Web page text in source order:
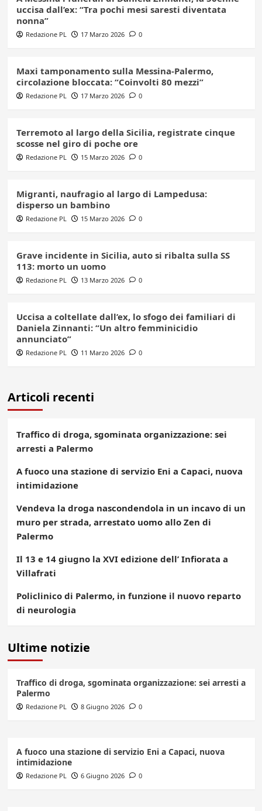
uccisa dall’ex: “Tra pochi mesi saresti diventata
nonna”
Redazione PL 17 Marzo 2026 0
Maxi tamponamento sulla Messina-Palermo,
circolazione bloccata: “Coinvolti 80 mezzi”
Redazione PL 17 Marzo 2026 0
Terremoto al largo della Sicilia, registrate cinque
scosse nel giro di poche ore
Redazione PL 15 Marzo 2026 0
Migranti, naufragio al largo di Lampedusa:
disperso un bambino
Redazione PL 15 Marzo 2026 0
Grave incidente in Sicilia, auto si ribalta sulla SS
113: morto un uomo
Redazione PL 13 Marzo 2026 0
Uccisa a coltellate dall’ex, lo sfogo dei familiari di
Daniela Zinnanti: “Un altro femminicidio
annunciato”
Redazione PL 11 Marzo 2026 0
Articoli recenti
Traffico di droga, sgominata organizzazione: sei
arresti a Palermo
A fuoco una stazione di servizio Eni a Capaci, nuova
intimidazione
Vendeva la droga nascondendola in un incavo di un
muro per strada, arrestato uomo allo Zen di
Palermo
Il 13 e 14 giugno la XVI edizione dell’ Infiorata a
Villafrati
Policlinico di Palermo, in funzione il nuovo reparto
di neurologia
Ultime notizie
Traffico di droga, sgominata organizzazione: sei arresti a
Palermo
Redazione PL 8 Giugno 2026 0
A fuoco una stazione di servizio Eni a Capaci, nuova
intimidazione
Redazione PL 6 Giugno 2026 0